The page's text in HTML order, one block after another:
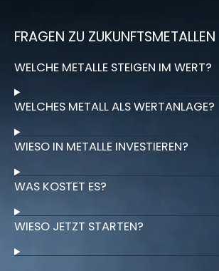
FRAGEN ZU ZUKUNFTSMETALLEN
WELCHE METALLE STEIGEN IM WERT?
WELCHES METALL ALS WERTANLAGE?
WIESO IN METALLE INVESTIEREN?
WAS KOSTET ES?
WIESO JETZT STARTEN?